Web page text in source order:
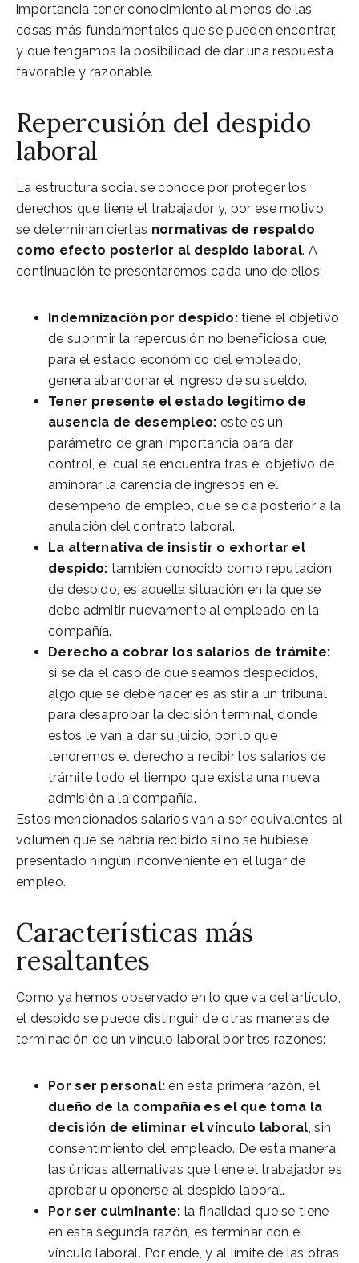
importancia tener conocimiento al menos de las
cosas más fundamentales que se pueden encontrar,
y que tengamos la posibilidad de dar una respuesta
favorable y razonable.
Repercusión del despido
laboral
La estructura social se conoce por proteger los
derechos que tiene el trabajador y, por ese motivo,
se determinan ciertas normativas de respaldo
como efecto posterior al despido laboral. A
continuación te presentaremos cada uno de ellos:
Indemnización por despido:tiene el objetivo
de suprimir la repercusión no beneficiosa que,
para el estado económico del empleado,
genera abandonar el ingreso de su sueldo.
Tener presente el estado legítimo de
ausencia de desempleo: este es un
parámetro de gran importancia para dar
control, el cual se encuentra tras el objetivo de
aminorar la carencia de ingresos en el
desempeño de empleo, que se da posterior a la
anulación del contrato laboral.
La alternativa de insistir o exhortar el
despido: también conocido como reputación
de despido, es aquella situación en la que se
debe admitir nuevamente al empleado en la
compañía.
Derecho a cobrar los salarios de trámite:
si se da el caso de que seamos despedidos,
algo que se debe hacer es asistir a un tribunal
para desaprobar la decisión terminal, donde
estos le van a dar su juicio, por lo que
tendremos el derecho a recibir los salarios de
trámite todo el tiempo que exista una nueva
admisión a la compañía.
Estos mencionados salarios van a ser equivalentes al
volumen que se habría recibido si no se hubiese
presentado ningún inconveniente en el lugar de
empleo.
Características más
resaltantes
Como ya hemos observado en lo que va del artículo,
el despido se puede distinguir de otras maneras de
terminación de un vínculo laboral por tres razones:
Por ser personal: en esta primera razón, el
dueño de la compañía es el que toma la
decisión de eliminar el vínculo laboral, sin
consentimiento del empleado. De esta manera,
las únicas alternativas que tiene el trabajador es
aprobar u oponerse al despido laboral.
Por ser culminante: la finalidad que se tiene
en esta segunda razón, es terminar con el
vínculo laboral. Por ende, y al límite de las otras